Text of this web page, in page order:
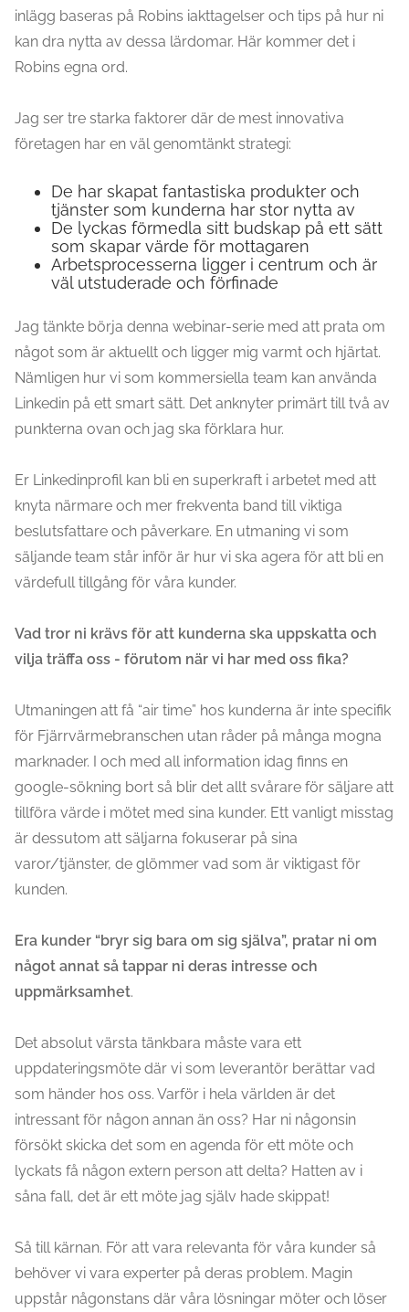
inlägg baseras på Robins iakttagelser och tips på hur ni
kan dra nytta av dessa lärdomar. Här kommer det i
Robins egna ord.
Jag ser tre starka faktorer där de mest innovativa
företagen har en väl genomtänkt strategi:
De har skapat fantastiska produkter och
tjänster som kunderna har stor nytta av
De lyckas förmedla sitt budskap på ett sätt
som skapar värde för mottagaren
Arbetsprocesserna ligger i centrum och är
väl utstuderade och förfinade
Jag tänkte börja denna webinar-serie med att prata om
något som är aktuellt och ligger mig varmt och hjärtat.
Nämligen hur vi som kommersiella team kan använda
Linkedin på ett smart sätt. Det anknyter primärt till två av
punkterna ovan och jag ska förklara hur.
Er Linkedinprofil kan bli en superkraft i arbetet med att
knyta närmare och mer frekventa band till viktiga
beslutsfattare och påverkare. En utmaning vi som
säljande team står inför är hur vi ska agera för att bli en
värdefull tillgång för våra kunder.
Vad tror ni krävs för att kunderna ska uppskatta och
vilja träffa oss - förutom när vi har med oss fika?
Utmaningen att få “air time” hos kunderna är inte specifik
för Fjärrvärmebranschen utan råder på många mogna
marknader. I och med all information idag finns en
google-sökning bort så blir det allt svårare för säljare att
tillföra värde i mötet med sina kunder. Ett vanligt misstag
är dessutom att säljarna fokuserar på sina
varor/tjänster, de glömmer vad som är viktigast för
kunden.
Era kunder “bryr sig bara om sig själva”, pratar ni om
något annat så tappar ni deras intresse och
uppmärksamhet.
Det absolut värsta tänkbara måste vara ett
uppdateringsmöte där vi som leverantör berättar vad
som händer hos oss. Varför i hela världen är det
intressant för någon annan än oss? Har ni någonsin
försökt skicka det som en agenda för ett möte och
lyckats få någon extern person att delta? Hatten av i
såna fall, det är ett möte jag själv hade skippat!
Så till kärnan. För att vara relevanta för våra kunder så
behöver vi vara experter på deras problem. Magin
uppstår någonstans där våra lösningar möter och löser